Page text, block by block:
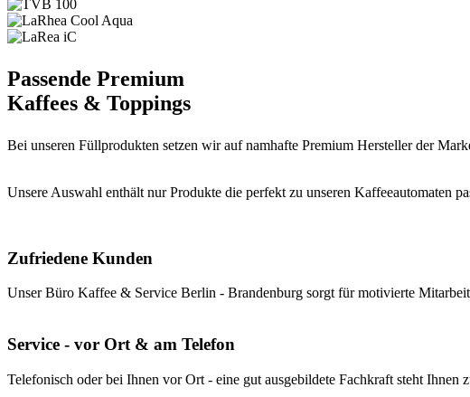
Passende Premium
Kaffees & Toppings
Bei unseren Füllprodukten setzen wir auf namhafte Premium Hersteller der
Unsere Auswahl enthält nur Produkte die perfekt zu unseren Kaffeeautomaten
Zufriedene Kunden
Unser Büro Kaffee & Service Berlin - Brandenburg sorgt für motivierte
Service - vor Ort & am Telefon
Telefonisch oder bei Ihnen vor Ort - eine gut ausgebildete Fachkraft steht Ihnen